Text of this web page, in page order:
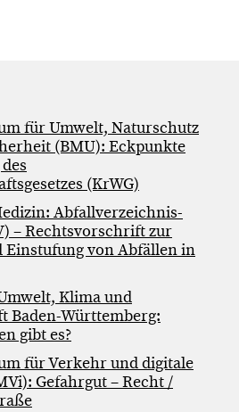
für Umwelt, Naturschutz
(BMU): Eckpunkte
(KrWG)
Abfallverzeichnis-
– Rechtsvorschrift zur
Einstufung von Abfällen in
Klima und
Baden-Württemberg:
gibt es?
für Verkehr und digitale
Gefahrgut – Recht /